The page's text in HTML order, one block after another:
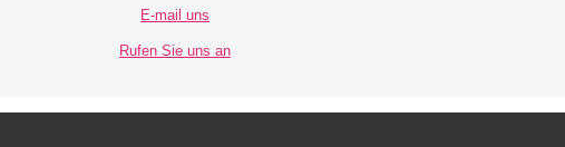
E-mail uns
Rufen Sie uns an